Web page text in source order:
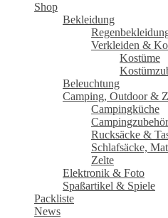
Shop
Bekleidung
Verkleiden &
Kostüme
Beleuchtung
Camping, Outdoor &
Campingküche
Campingzubehör
Rucksäcke &
Schlafsäcke,
Zelte
Elektronik & Foto
Spaßartikel & Spiele
Packliste
News